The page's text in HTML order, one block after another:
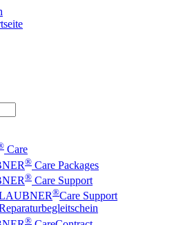
Care
® Care Packages
® Care Support
®Care Support
®